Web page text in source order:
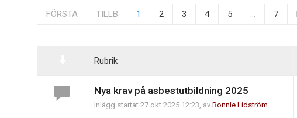
FÖRSTA TILLB 1 2 3 4 5 ... 7
Rubrik
Nya krav på asbestutbildning 2025
Inlägg startat 27 okt 2025 12:23, avRonnie Lidström